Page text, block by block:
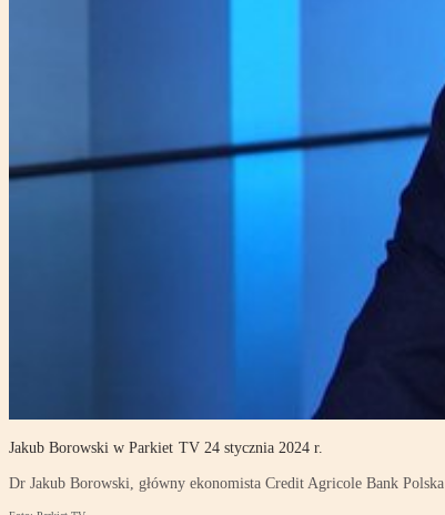
Jakub Borowski w Parkiet TV 24 stycznia 2024 r.
Dr Jakub Borowski, główny ekonomista Credit Agricole Bank Polska